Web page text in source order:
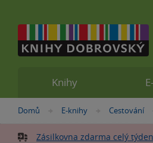
Nacházíte
zde:
Domů »
E-knihy »
Cestování
Zásilkovna zdarma celý
Knihy